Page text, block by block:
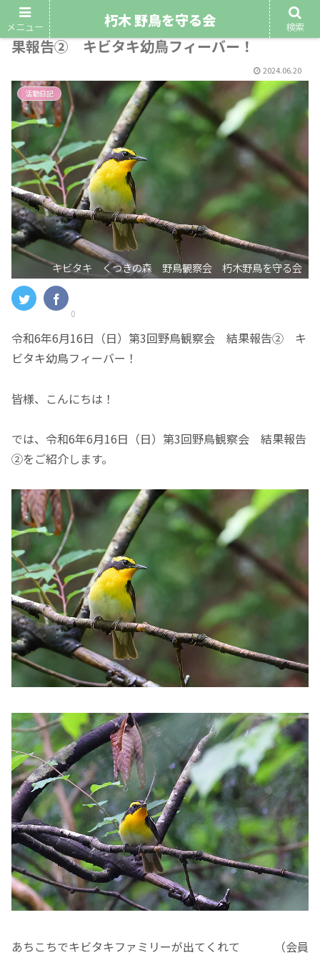
令和6年6月16日（日）第3回野鳥観察会 結
果報告② キビタキ幼鳥フィーバー！
2024.06.20
活動日記
キビタキ くつきの森 野鳥観察会 朽木野鳥を守る会
0
令和6年6月16日（日）第3回野鳥観察会 結果報告② キ
ビタキ幼鳥フィーバー！
皆様、こんにちは！
では、令和6年6月16日（日）第3回野鳥観察会 結果報告
②をご紹介します。
あちこちでキビタキファミリーが出てくれて （会員
メニュー 朽木 野鳥を守る会 検索